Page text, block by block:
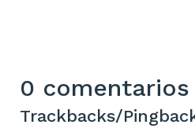
0 comentarios
Trackbacks/